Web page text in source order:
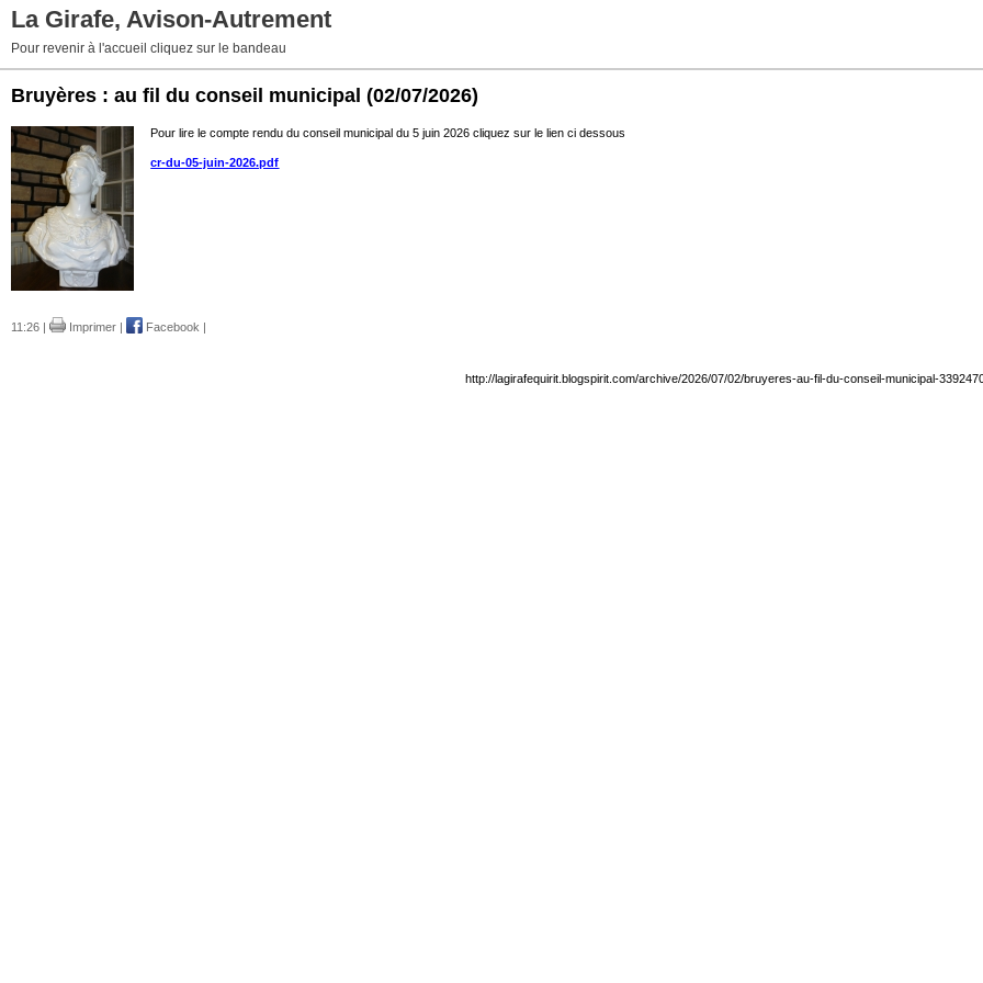
La Girafe, Avison-Autrement
Pour revenir à l'accueil cliquez sur le bandeau
Bruyères : au fil du conseil municipal (02/07/2026)
Pour lire le compte rendu du conseil municipal du 5 juin 2026 cliquez sur le lien ci dessous
cr-du-05-juin-2026.pdf
11:26 | Imprimer | Facebook |
http://lagirafequirit.blogspirit.com/archive/2026/07/02/bruyeres-au-fil-du-conseil-municipal-